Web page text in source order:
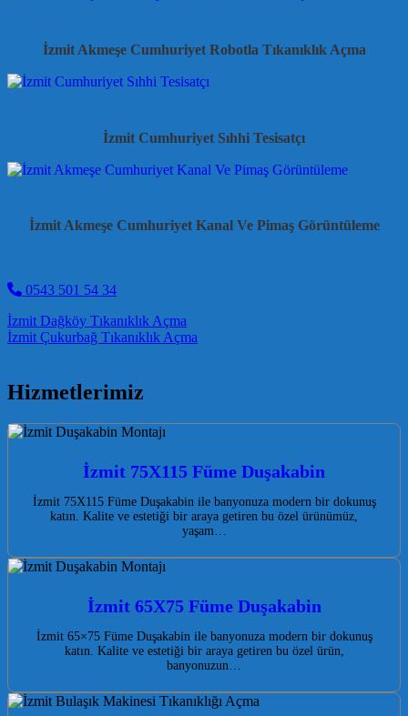
İzmit Akmeşe Cumhuriyet Robotla Tıkanıklık Açma
İzmit Cumhuriyet Sıhhi Tesisatçı
İzmit Akmeşe Cumhuriyet Kanal Ve Pimaş Görüntüleme
0543 501 54 34
Post navigation
İzmit Dağköy Tıkanıklık Açma
İzmit Çukurbağ Tıkanıklık Açma
Hizmetlerimiz
İzmit 75X115 Füme Duşakabin
İzmit 75X115 Füme Duşakabin ile banyonuza modern bir dokunuş
katın. Kalite ve estetiği bir araya getiren bu özel ürünümüz,
yaşam…
İzmit 65X75 Füme Duşakabin
İzmit 65×75 Füme Duşakabin ile banyonuza modern bir dokunuş
katın. Kalite ve estetiği bir araya getiren bu özel ürün,
banyonuzun…